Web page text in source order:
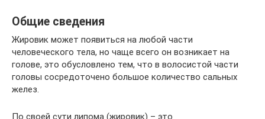
Общие сведения
Жировик может появиться на любой части
человеческого тела, но чаще всего он возникает на
голове, это обусловлено тем, что в волосистой части
головы сосредоточено большое количество сальных
желез.
По своей сути липома (жировик) – это